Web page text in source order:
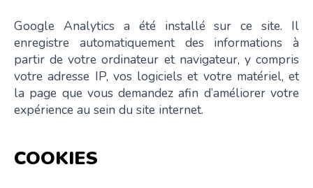
Google Analytics a été installé sur ce site. Il
enregistre automatiquement des informations à
partir de votre ordinateur et navigateur, y compris
votre adresse IP, vos logiciels et votre matériel, et
la page que vous demandez afin d’améliorer votre
expérience au sein du site internet.
COOKIES